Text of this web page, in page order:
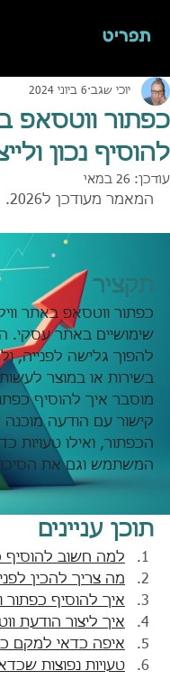
תפריט
להוסיף נכון
יוכי שגב 6 ביוני 2024
עודכן:26 במאי
המאמר מעודכן ל2026.
תקציר
כפתור ווטסאפ באתר
שימושיים באתר עסקי.
להפוך גלישה לפנייה,
בשירות או במוצר
מוסבר איך להוסיף
קישור עם הודעה
הכפתור, ואילו טעויות
המשתמש וגם את
תוכן עניינים
למה חשוב להוסיף
מה צריך להכין
איך להוסיף כפתור
איך ליצור הודעת
איפה כדאי למקם
טעויות נפוצות